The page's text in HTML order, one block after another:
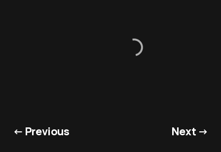
← Previous Next →